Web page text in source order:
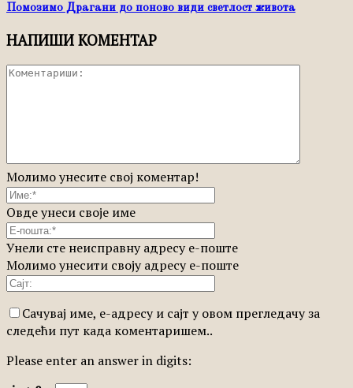
Помозимо Драгани до поново види светлост живота
НАПИШИ КОМЕНТАР
Молимо унесите свој коментар!
Овде унеси своје име
Унели сте неисправну адресу е-поште
Молимо унесити своју адресу е-поште
Сачувај име, е-адресу и сајт у овом прегледачу за
следећи пут када коментаришем..
Please enter an answer in digits: